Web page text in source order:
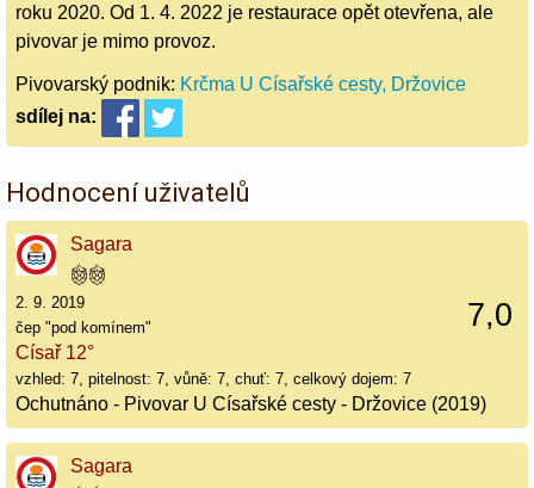
roku 2020. Od 1. 4. 2022 je restaurace opět otevřena, ale
pivovar je mimo provoz.
Pivovarský podnik: Krčma U Císařské cesty, Držovice
sdílej na:
Hodnocení uživatelů
Sagara
7,0
2. 9. 2019
čep "pod komínem"
Císař 12°
vzhled: 7, pitelnost: 7, vůně: 7, chuť: 7, celkový dojem: 7
Ochutnáno - Pivovar U Císařské cesty - Držovice (2019)
Sagara